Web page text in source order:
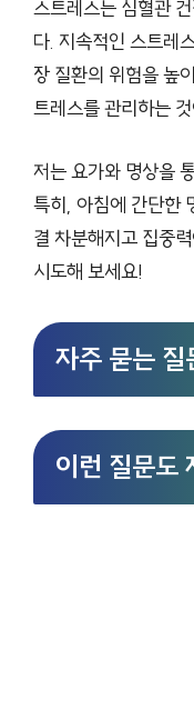
스트레스는 심혈관
다. 지속적인 스트레
장 질환의 위험을 높
트레스를 관리하는
저는 요가와 명상을
특히, 아침에 간단한
결 차분해지고 집중
시도해 보세요!
자주 묻는 질
이런 질문도